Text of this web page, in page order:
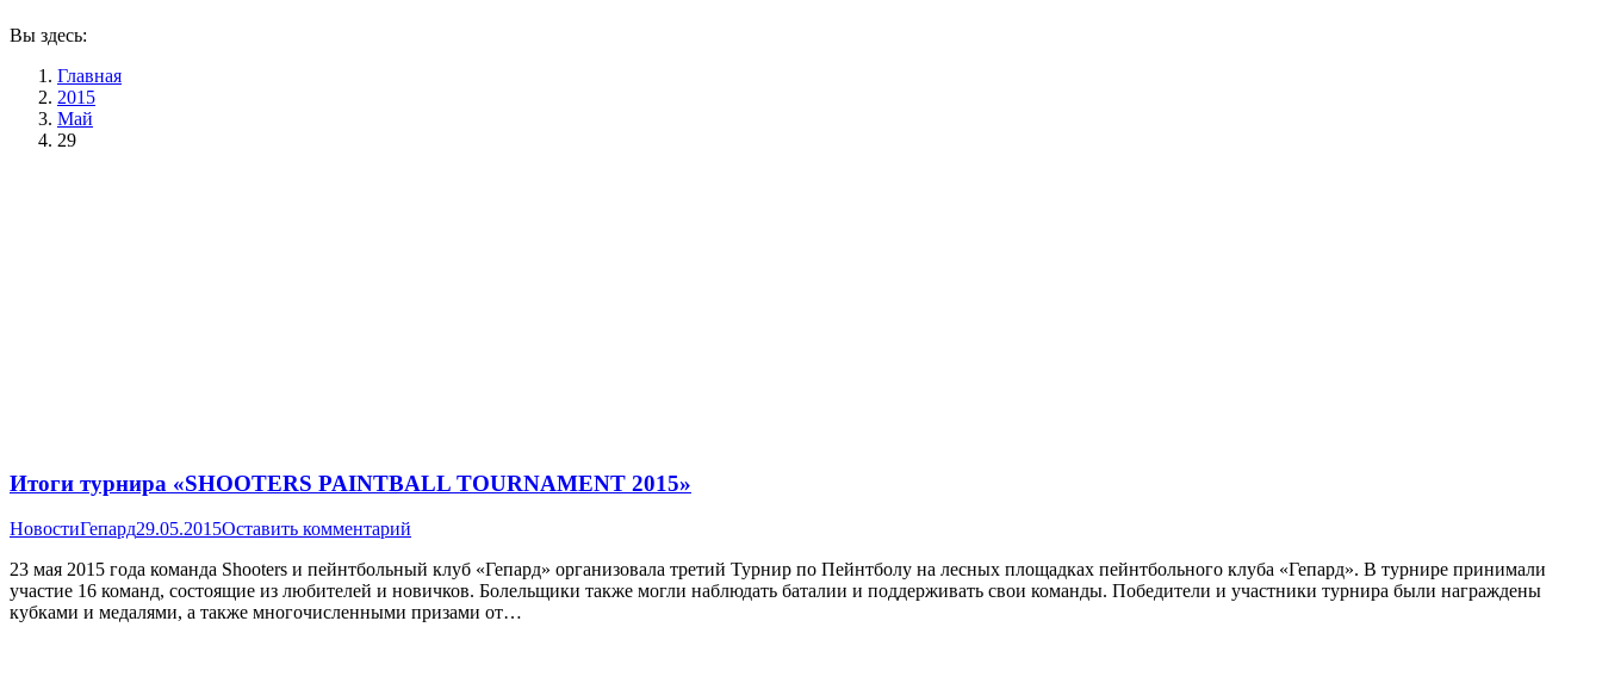
Вы здесь:
Главная
2015
Май
29
Итоги турнира «SHOOTERS PAINTBALL TOURNAMENT 2015»
НовостиГепард29.05.2015Оставить комментарий
23 мая 2015 года команда Shooters и пейнтбольный клуб «Гепард» организовала третий Турнир по Пейнтболу на лесных площадках пейнтбольного клуба «Гепард». В турнире принимали
участие 16 команд, состоящие из любителей и новичков. Болельщики также могли наблюдать баталии и поддерживать свои команды. Победители и участники турнира были награждены
кубками и медалями, а также многочисленными призами от…